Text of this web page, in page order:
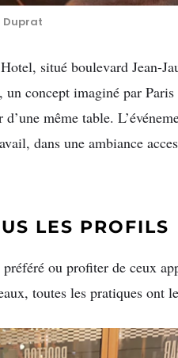
Duprat
situé boulevard Jean-
concept imaginé par
même table.
dans une ambiance
LES PROFILS
ou profiter de ceux
toutes les pratiques ont